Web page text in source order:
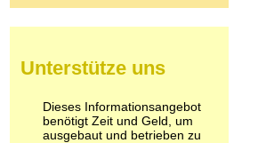
Pilze
Psychopharmaka
Schlafmittel
Schmerzmittel
Unterstütze uns
Dieses Informationsangebot
benötigt Zeit und Geld, um
ausgebaut und betrieben zu